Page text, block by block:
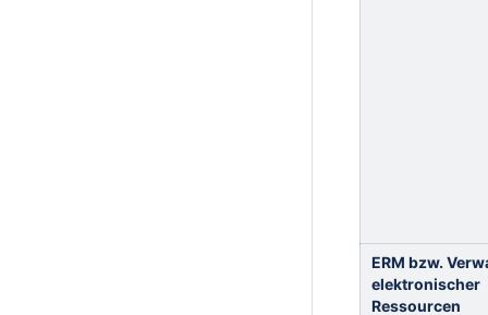
ERM bzw.
elektronischer
Ressourcen